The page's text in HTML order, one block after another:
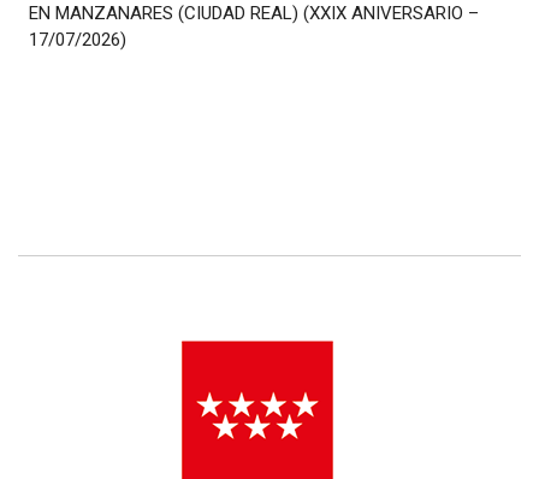
EN MANZANARES (CIUDAD REAL) (XXIX ANIVERSARIO –
17/07/2026)